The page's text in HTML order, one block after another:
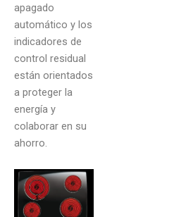
apagado
automático y los
indicadores de
control residual
están orientados
a proteger la
energía y
colaborar en su
ahorro.